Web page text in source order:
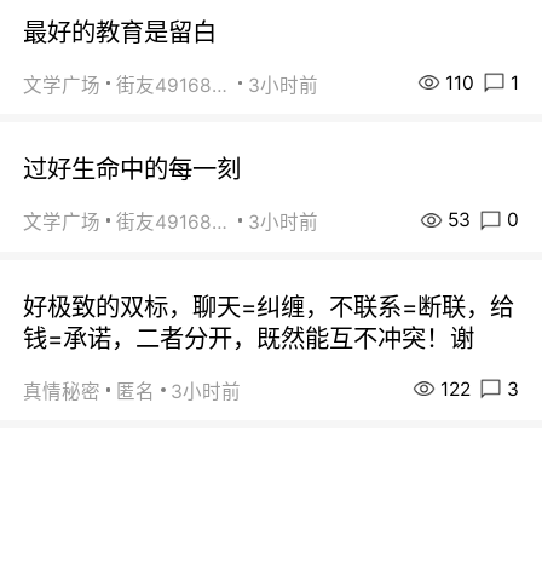
最好的教育是留白
文学广场 街友49168527 3小时前 110 1
过好生命中的每一刻
文学广场 街友49168527 3小时前 53 0
好极致的双标，聊天=纠缠，不联系=断联，给
钱=承诺，二者分开，既然能互不冲突！谢
真情秘密 匿名 3小时前 122 3